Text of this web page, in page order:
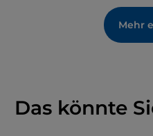
Mehr
Das könnte